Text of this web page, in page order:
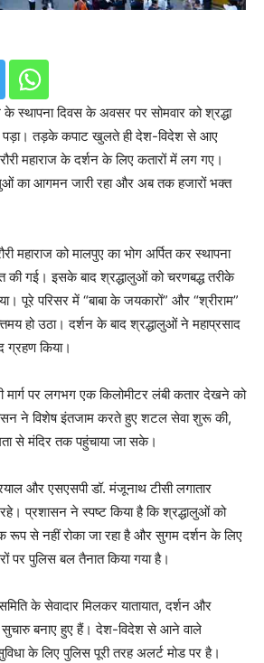
के स्थापना दिवस के अवसर पर सोमवार को श्रद्धा
पड़ा। तड़के कपाट खुलते ही देश-विदेश से आए
महाराज के दर्शन के लिए कतारों में लग गए।
का आगमन जारी रहा और अब तक हजारों भक्त
महाराज को मालपुए का भोग अर्पित कर स्थापना
की गई। इसके बाद श्रद्धालुओं को चरणबद्ध तरीके
पूरे परिसर में “बाबा के जयकारों” और “श्रीराम”
हो उठा। दर्शन के बाद श्रद्धालुओं ने महाप्रसाद
ग्रहण किया।
पर लगभग एक किलोमीटर लंबी कतार देखने को
ने विशेष इंतजाम करते हुए शटल सेवा शुरू की,
से मंदिर तक पहुंचाया जा सके।
और एसएसपी डॉ. मंजूनाथ टीसी लगातार
प्रशासन ने स्पष्ट किया है कि श्रद्धालुओं को
रूप से नहीं रोका जा रहा है और सुगम दर्शन के लिए
पर पुलिस बल तैनात किया गया है।
के सेवादार मिलकर यातायात, दर्शन और
सुचारु बनाए हुए हैं। देश-विदेश से आने वाले
के लिए पुलिस पूरी तरह अलर्ट मोड पर है।